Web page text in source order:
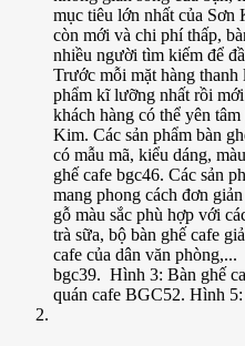
mục tiêu lớn nhất của
còn mới và chi phí thấp,
nhiều người tìm kiếm để
Trước mỗi mặt hàng
phẩm kĩ lưỡng nhất rồi
khách hàng có thể yên
Kim. Các sản phẩm bàn
có mẫu mã, kiểu dáng,
ghế cafe bgc46. Các sản
mang phong cách đơn
gỗ màu sắc phù hợp với
trà sữa, bộ bàn ghế cafe
cafe của dân văn
bgc39. Hình 3: Bàn ghế
quán cafe BGC52. Hình